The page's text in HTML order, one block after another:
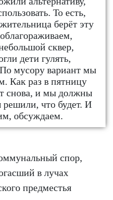
То есть,
берёт эту
сквер,
дети гулять,
мусору вариант мы
Как раз в пятницу
снова, и мы должны
решили, что будет. И
обсуждаем.
спор,
в лучах
предместья